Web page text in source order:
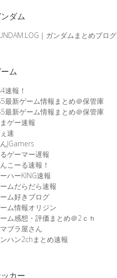
ダム
｜ガンダムまとめブログ
ム
速報！
最新ゲーム情報まとめ＠保管庫
最新ゲーム情報まとめ＠保管庫
ゲー速報
速
JGamers
ゲーマー遅報
こーる速報！
ハーKING速報
ムだらだら速報
ム好きブログ
ム情報オリジン
ム感想・評価まとめ＠2ｃｈ
ブラ屋さん
ハン2chまとめ速報
カー